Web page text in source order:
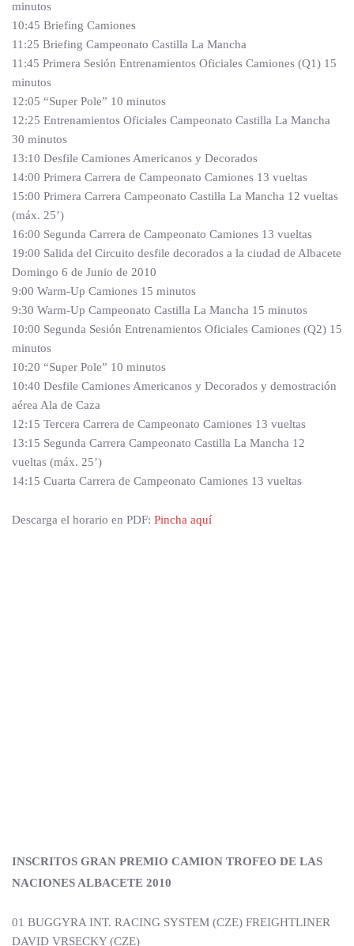
minutos
10:45 Briefing Camiones
11:25 Briefing Campeonato Castilla La Mancha
11:45 Primera Sesión Entrenamientos Oficiales Camiones (Q1) 15
minutos
12:05 “Super Pole” 10 minutos
12:25 Entrenamientos Oficiales Campeonato Castilla La Mancha
30 minutos
13:10 Desfile Camiones Americanos y Decorados
14:00 Primera Carrera de Campeonato Camiones 13 vueltas
15:00 Primera Carrera Campeonato Castilla La Mancha 12 vueltas
(máx. 25’)
16:00 Segunda Carrera de Campeonato Camiones 13 vueltas
19:00 Salida del Circuito desfile decorados a la ciudad de Albacete
Domingo 6 de Junio de 2010
9:00 Warm-Up Camiones 15 minutos
9:30 Warm-Up Campeonato Castilla La Mancha 15 minutos
10:00 Segunda Sesión Entrenamientos Oficiales Camiones (Q2) 15
minutos
10:20 “Super Pole” 10 minutos
10:40 Desfile Camiones Americanos y Decorados y demostración
aérea Ala de Caza
12:15 Tercera Carrera de Campeonato Camiones 13 vueltas
13:15 Segunda Carrera Campeonato Castilla La Mancha 12
vueltas (máx. 25’)
14:15 Cuarta Carrera de Campeonato Camiones 13 vueltas
Descarga el horario en PDF: Pincha aquí
INSCRITOS GRAN PREMIO CAMION TROFEO DE LAS
NACIONES ALBACETE 2010
01 BUGGYRA INT. RACING SYSTEM (CZE) FREIGHTLINER
DAVID VRSECKY (CZE)